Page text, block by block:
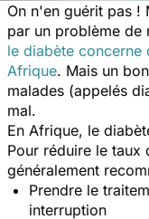
On n'en guérit pas !
par un problème de
le diabète concerne
Afrique. Mais un
malades (appelés
mal.
​En Afrique, le
Pour réduire le taux
généralement
Prendre le
interruption